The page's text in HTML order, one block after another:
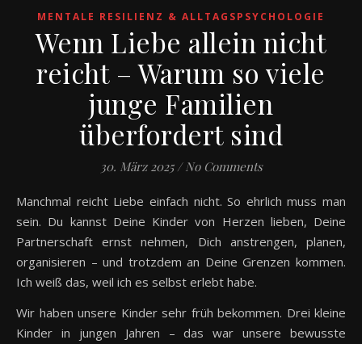
MENTALE RESILIENZ & ALLTAGSPSYCHOLOGIE
Wenn Liebe allein nicht
reicht – Warum so viele
junge Familien
überfordert sind
30. März 2025 / No Comments
Manchmal reicht Liebe einfach nicht. So ehrlich muss man
sein. Du kannst Deine Kinder von Herzen lieben, Deine
Partnerschaft ernst nehmen, Dich anstrengen, planen,
organisieren – und trotzdem an Deine Grenzen kommen.
Ich weiß das, weil ich es selbst erlebt habe.
Wir haben unsere Kinder sehr früh bekommen. Drei kleine
Kinder in jungen Jahren – das war unsere bewusste